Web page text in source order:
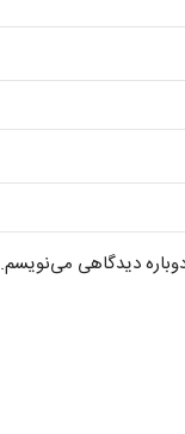
دیدگاهی می‌نویسم.